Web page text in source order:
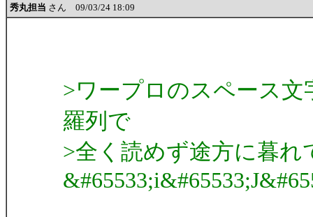
秀丸担当 さん 09/03/24 18:09
>ワープロのスペース
羅列で
>全く読めず途方に暮れ